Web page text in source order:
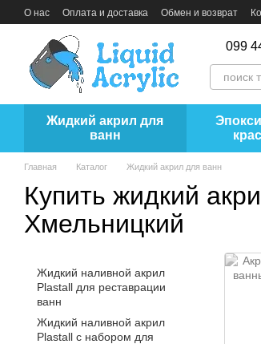
Перейти к основному контенту
О нас Оплата и доставка Обмен и возврат
099
Жидкий акрил для
ванн
Главная Каталог Жидкий акрил для ванн
Купить жидкий
Хмельницкий
Жидкий наливной акрил
Plastall для реставрации
ванн
Жидкий наливной акрил
Plastall с набором для